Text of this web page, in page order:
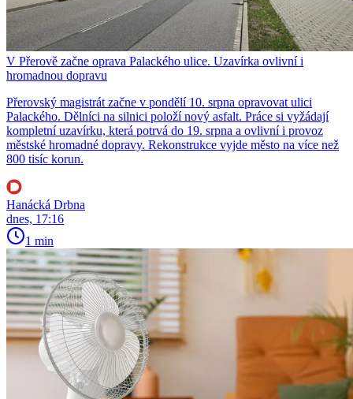
V Přerově začne oprava Palackého ulice. Uzavírka ovlivní i
hromadnou dopravu
Přerovský magistrát začne v pondělí 10. srpna opravovat ulici
Palackého. Dělníci na silnici položí nový asfalt. Práce si vyžádají
kompletní uzavírku, která potrvá do 19. srpna a ovlivní i provoz
městské hromadné dopravy. Rekonstrukce vyjde město na více než
800 tisíc korun.
Hanácká Drbna
dnes, 17:16
1 min